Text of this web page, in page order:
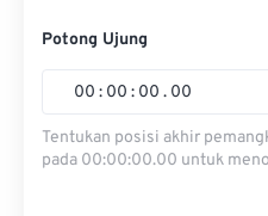
Potong Ujung
00 : 00 : 00 . 00
Tentukan posisi akhir
pada 00:00:00.00 untuk